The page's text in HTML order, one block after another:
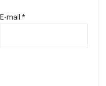
E-mail *